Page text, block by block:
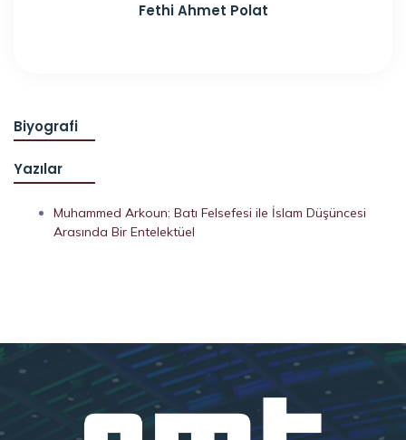
Fethi Ahmet Polat
Biyografi
Yazılar
Muhammed Arkoun: Batı Felsefesi ile İslam Düşüncesi
Arasında Bir Entelektüel